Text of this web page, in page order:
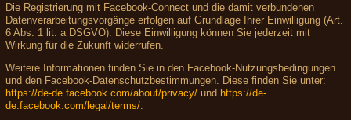
Die Registrierung mit Facebook-Connect und die damit verbundenen
Datenverarbeitungsvorgänge erfolgen auf Grundlage Ihrer Einwilligung (Art.
6 Abs. 1 lit. a DSGVO). Diese Einwilligung können Sie jederzeit mit
Wirkung für die Zukunft widerrufen.
Weitere Informationen finden Sie in den Facebook-Nutzungsbedingungen
und den Facebook-Datenschutzbestimmungen. Diese finden Sie unter:
https://de-de.facebook.com/about/privacy/ und https://de-
de.facebook.com/legal/terms/.